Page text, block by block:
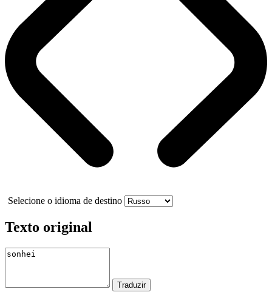
Selecione o idioma de destino
Texto original